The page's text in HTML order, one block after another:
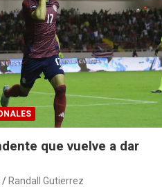
que vuelve a dar
Randall Gutierrez